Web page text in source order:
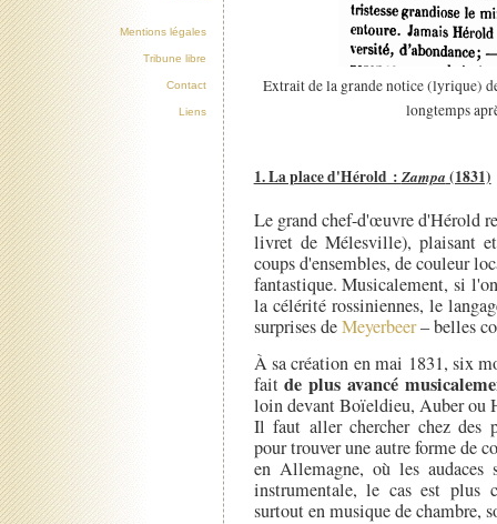
Extrait de la grande notice (lyrique)
longtemps
1. La place d'Hérold : Zampa (1831)
Le grand chef-d'œuvre d'Hérold
livret de Mélesville), plaisant
coups d'ensembles, de couleur
fantastique. Musicalement, si
la célérité rossiniennes, le
surprises deMeyerbeer– belles
À sa création en mai 1831, six
faitde plus avancé
loin devant Boïeldieu, Auber ou
Il faut aller chercher chez des
pour trouver une autre forme de
en Allemagne, où les audaces
instrumentale, le cas est plus
surtout en musique de chambre,
Mentions légales
Tribune libre
Contact
Liens